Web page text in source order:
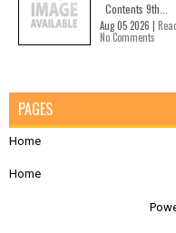
Contents 9th...
Aug 05 2026 |
No Comments
PAGES
Home
Home